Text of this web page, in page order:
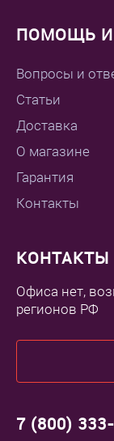
ПОМОЩЬ И
Вопросы и
Статьи
Доставка
О магазине
Гарантия
Контакты
КОНТАКТЫ
Офиса нет,
регионов РФ
7 (800)